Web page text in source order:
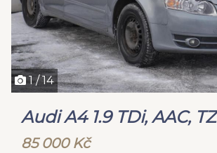
1 / 14
Audi A4 1.9 TDi, AAC, TZ
85 000 Kč